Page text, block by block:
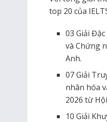
top 20 của
03 Giải
và Chứng
Anh.
07 Giải
nhân hóa
2026 từ
10 Giải